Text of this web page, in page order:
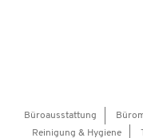
Büroausstattung
Reinigung & Hygiene